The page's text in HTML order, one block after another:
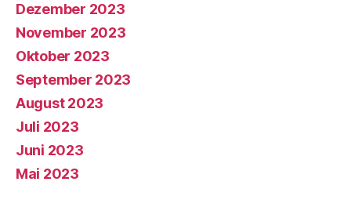
Dezember 2023
November 2023
Oktober 2023
September 2023
August 2023
Juli 2023
Juni 2023
Mai 2023